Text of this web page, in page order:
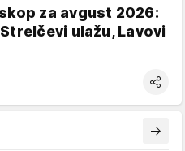
za avgust 2026:
ulažu, Lavovi